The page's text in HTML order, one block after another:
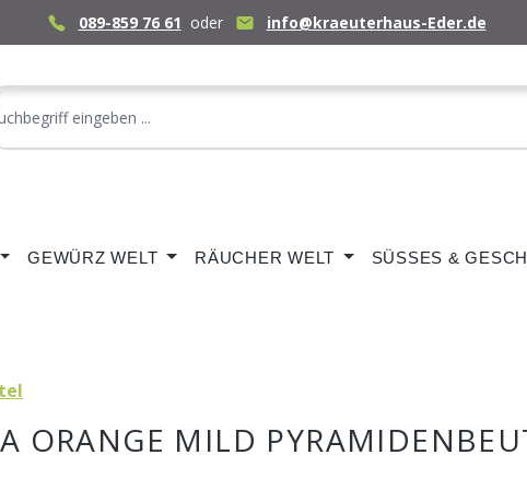
089-859 76 61 oder info@kraeuterhaus-Eder.de
GEWÜRZ WELT RÄUCHER WELT SÜSSES &
ORANGE MILD